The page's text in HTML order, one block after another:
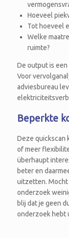
Hoeveel
Tot hoeveel
Welke
ruimte?
De output is
Voor
adviesbureau
Beperkte
Deze quickscan
of meer
überhaupt
beter en
uitzetten. Mocht
onderzoek
blij dat je geen
onderzoek hebt